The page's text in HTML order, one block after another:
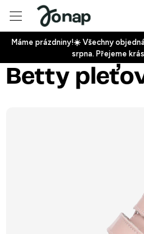
obsah
Máme prázdniny!☀️ Všechny
srpna. Přejeme
Betty